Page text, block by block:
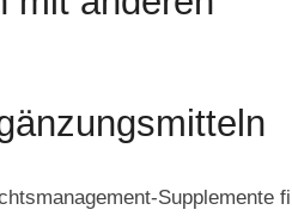
Supplemente